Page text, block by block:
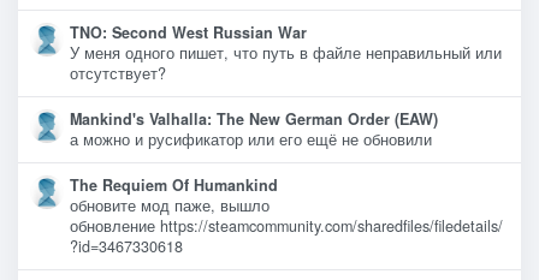
TNO: Second West Russian War
У меня одного пишет, что путь в файле неправильный или
отсутствует?
Mankind's Valhalla: The New German Order (EAW)
а можно и русификатор или его ещё не обновили
The Requiem Of Humankind
обновите мод паже, вышло
обновление https://steamcommunity.com/sharedfiles/filedetails/
?id=3467330618